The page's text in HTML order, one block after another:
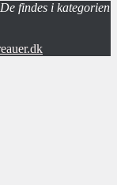
findes i kategorien